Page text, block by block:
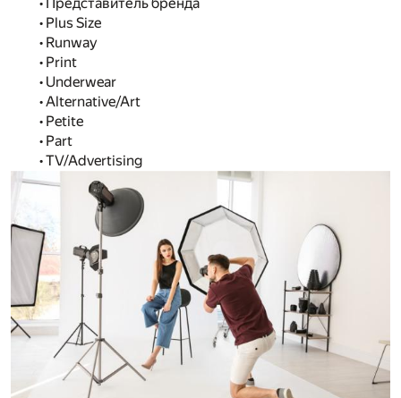
• Plus Size
• Runway
• Print
• Underwear
• Alternative/Art
• Petite
• Part
• TV/Advertising